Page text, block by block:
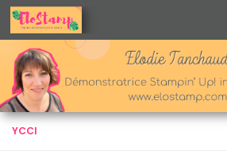
Skip to content
YCCI